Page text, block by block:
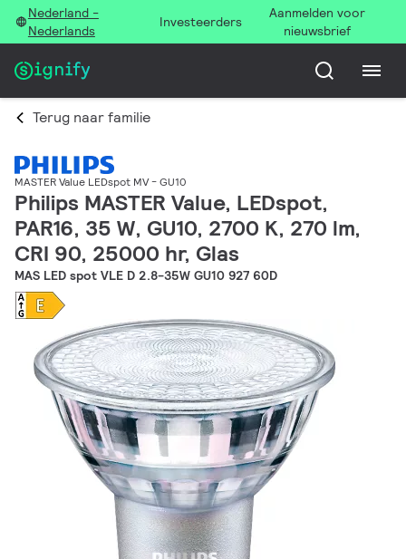
Nederland -
Nederlands
Investeerders
Aanmelden voor
nieuwsbrief
Terug naar familie
MASTER Value LEDspot MV - GU10
Philips MASTER Value, LEDspot,
PAR16, 35 W, GU10, 2700 K, 270 lm,
CRI 90, 25000 hr, Glas
MAS LED spot VLE D 2.8-35W GU10 927 60D